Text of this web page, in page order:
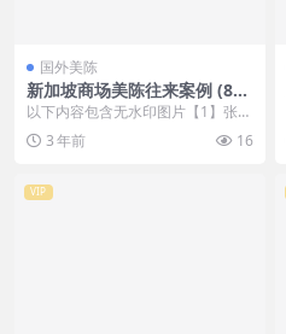
国外美陈
新加坡商场美陈往来案例 (87
2)德州市中庭美陈
以下内容包含无水印图片【1】张
，开通会员无障碍浏览 开通VIP会
员 3 年前 16
VIP